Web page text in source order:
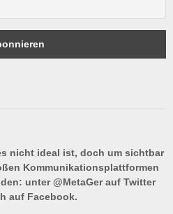
nicht ideal ist, doch um sichtbar
Kommunikationsplattformen
unter @MetaGer auf Twitter
auf Facebook.